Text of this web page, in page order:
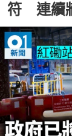
符 連續